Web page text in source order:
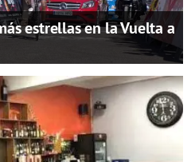
estrellas en la Vuelta a